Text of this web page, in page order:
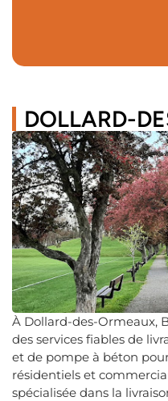
DOLLARD-
À Dollard-des-Ormeaux,
des services fiables de
et de pompe à béton
résidentiels et
spécialisée dans la